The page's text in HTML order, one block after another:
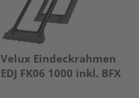
Velux Eindeckrahmen
EDJ FK06 1000 inkl. BFX